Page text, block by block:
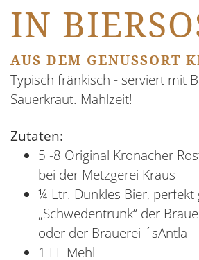
IN
AUS DEM GENUSSORT
Typisch fränkisch - serviert mit
Sauerkraut. Mahlzeit!
Zutaten:
5 -8 Original Kronacher
bei der Metzgerei Kraus
¼ Ltr. Dunkles Bier, perfekt
„Schwedentrunk“ der
oder der Brauerei ´sAntla
1 EL Mehl